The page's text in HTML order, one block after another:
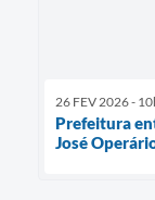
26 FEV 2026 -
Prefeitura
José